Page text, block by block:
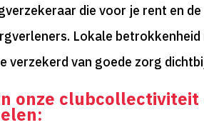
die voor je rent en
Lokale
verzekerd van goede zorg
onze clubcollectiviteit